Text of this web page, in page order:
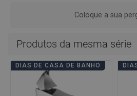
Coloque a sua
Produtos da mesma série
DIAS DE CASA DE BANHO